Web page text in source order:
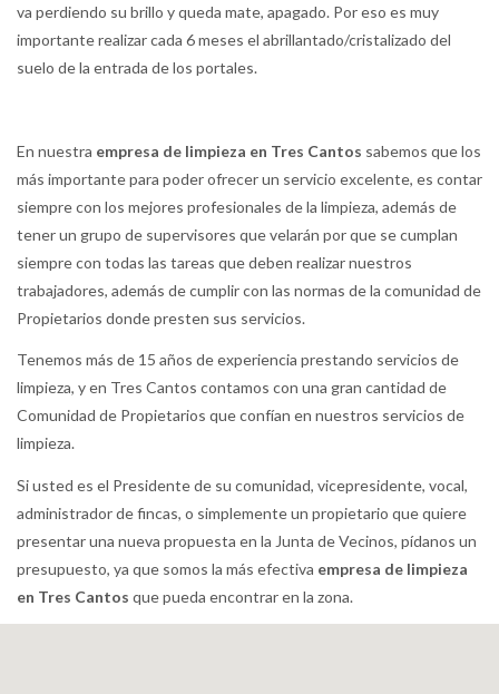
va perdiendo su brillo y queda mate, apagado. Por eso es muy
importante realizar cada 6 meses el abrillantado/cristalizado del
suelo de la entrada de los portales.
En nuestra empresa de limpieza en Tres Cantos sabemos que los
más importante para poder ofrecer un servicio excelente, es contar
siempre con los mejores profesionales de la limpieza, además de
tener un grupo de supervisores que velarán por que se cumplan
siempre con todas las tareas que deben realizar nuestros
trabajadores, además de cumplir con las normas de la comunidad de
Propietarios donde presten sus servicios.
Tenemos más de 15 años de experiencia prestando servicios de
limpieza, y en Tres Cantos contamos con una gran cantidad de
Comunidad de Propietarios que confían en nuestros servicios de
limpieza.
Si usted es el Presidente de su comunidad, vicepresidente, vocal,
administrador de fincas, o simplemente un propietario que quiere
presentar una nueva propuesta en la Junta de Vecinos, pídanos un
presupuesto, ya que somos la más efectiva empresa de limpieza
en Tres Cantos que pueda encontrar en la zona.